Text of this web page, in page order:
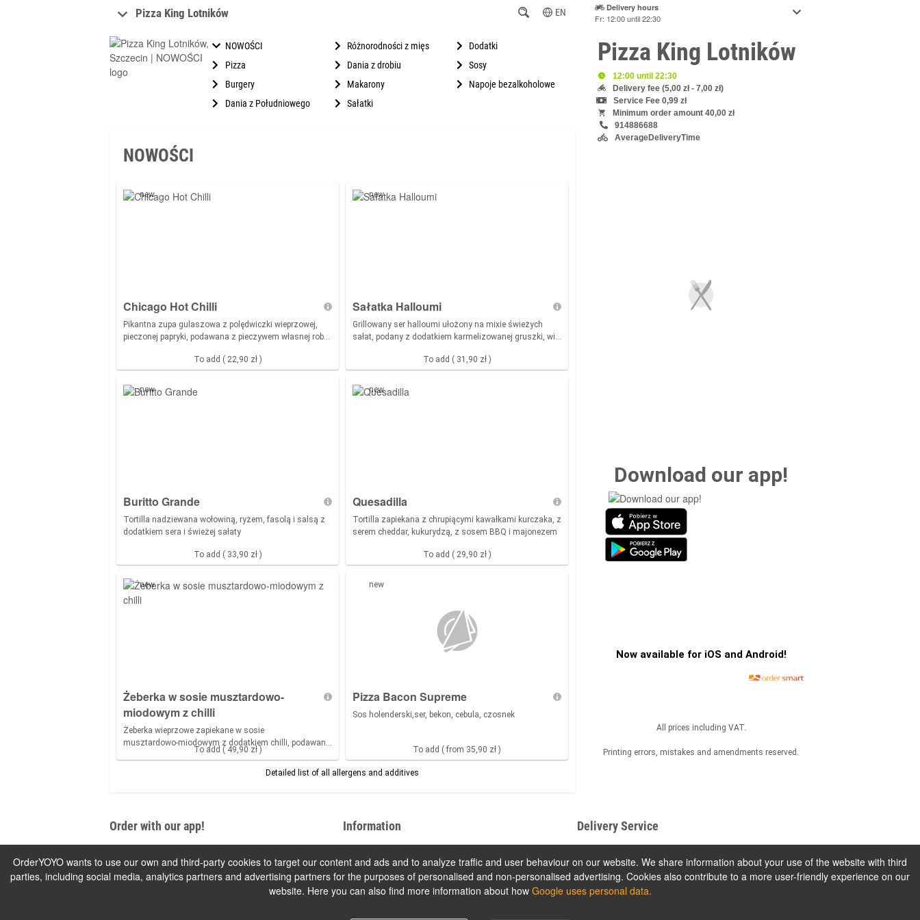
Pizza King Lotników EN Delivery hours
Fr: 12:00 until 22:30
NOWOŚCI
Pizza
Burgery
Dania z Południowego
Różnorodności z mięs
Dania z drobiu
Makarony
Sałatki
Dodatki
Sosy
Napoje bezalkoholowe
NOWOŚCI
new
Chicago Hot Chilli
Pikantna zupa gulaszowa z polędwiczki wieprzowej,
pieczonej papryki, podawana z pieczywem własnej rob…
To add ( 22,90 zł )
new
Sałatka Halloumi
Grillowany ser halloumi ułożony na mixie świeżych
sałat, podany z dodatkiem karmelizowanej gruszki, wi…
To add ( 31,90 zł )
new
Buritto Grande
Tortilla nadziewana wołowiną, ryżem, fasolą i salsą z
dodatkiem sera i świeżej sałaty
To add ( 33,90 zł )
new
Quesadilla
Tortilla zapiekana z chrupiącymi kawałkami kurczaka, z
serem cheddar, kukurydzą, z sosem BBQ i majonezem
To add ( 29,90 zł )
new
Żeberka w sosie musztardowo-
miodowym z chilli
Żeberka wieprzowe zapiekane w sosie
musztardowo-miodowym z dodatkiem chilli, podawan…
To add ( 49,90 zł )
new
Pizza Bacon Supreme
Sos holenderski,ser, bekon, cebula, czosnek
To add ( from 35,90 zł )
Detailed list of all allergens and additives
Pizza King Lotników
12:00 until 22:30
Delivery fee (5,00 zł - 7,00 zł)
Service Fee 0,99 zł
Minimum order amount 40,00 zł
914886688
AverageDeliveryTime
Download our app!
Now available for iOS and Android!
All prices including VAT.
Printing errors, mistakes and amendments reserved.
Order with our app! Information
Contact us
Imprint
Terms of use
Delivery Service
Pizza King Lotników
pl. Lotników 7
70-415 Szczecin
OrderYOYO wants to use our own and third-party cookies to target our content and ads and to analyze traffic and user behaviour on our website. We share information about your use of the website with third
parties, including social media, analytics partners and advertising partners for the purposes of personalised and non-personalised advertising. Cookies also contribute to a more user-friendly experience on our
website. Here you can also find more information about how Google uses personal data.